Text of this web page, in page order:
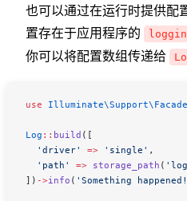
也可以通过在运行时提供配
置存在于应用程序的
你可以将配置数组传递给
use
Log :: build ([
  'driver'
=> 'single' ,
  'path'
=> storage_path (
]) ->info ( 'Something